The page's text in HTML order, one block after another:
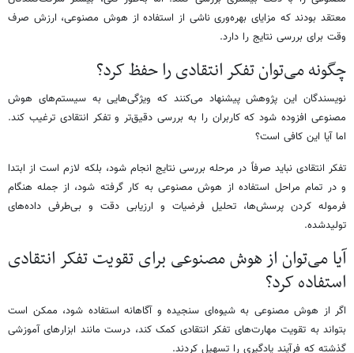
معتقد بودند که مزایای بهره‌وری ناشی از استفاده از هوش مصنوعی، ارزش صرف
وقت برای بررسی نتایج را دارد.
چگونه می‌توان تفکر انتقادی را حفظ کرد؟
نویسندگان این پژوهش پیشنهاد می‌کنند که ویژگی‌هایی به سیستم‌های هوش
مصنوعی افزوده شود که کاربران را به بررسی دقیق‌تر و تفکر انتقادی ترغیب کند.
اما آیا این کافی است؟
تفکر انتقادی نباید صرفاً در مرحله بررسی نتایج انجام شود، بلکه لازم است از ابتدا
و در تمام مراحل استفاده از هوش مصنوعی به کار گرفته شود، از جمله هنگام
فرموله کردن پرسش‌ها، تحلیل فرضیات و ارزیابی دقت و بی‌طرفی داده‌های
تولیدشده.
آیا می‌توان از هوش مصنوعی برای تقویت تفکر انتقادی
استفاده کرد؟
اگر از هوش مصنوعی به شیوه‌ای سنجیده و آگاهانه استفاده شود، ممکن است
بتواند به تقویت مهارت‌های تفکر انتقادی کمک کند، درست مانند ابزارهای آموزشی
گذشته که فرآیند یادگیری را تسهیل کردند.